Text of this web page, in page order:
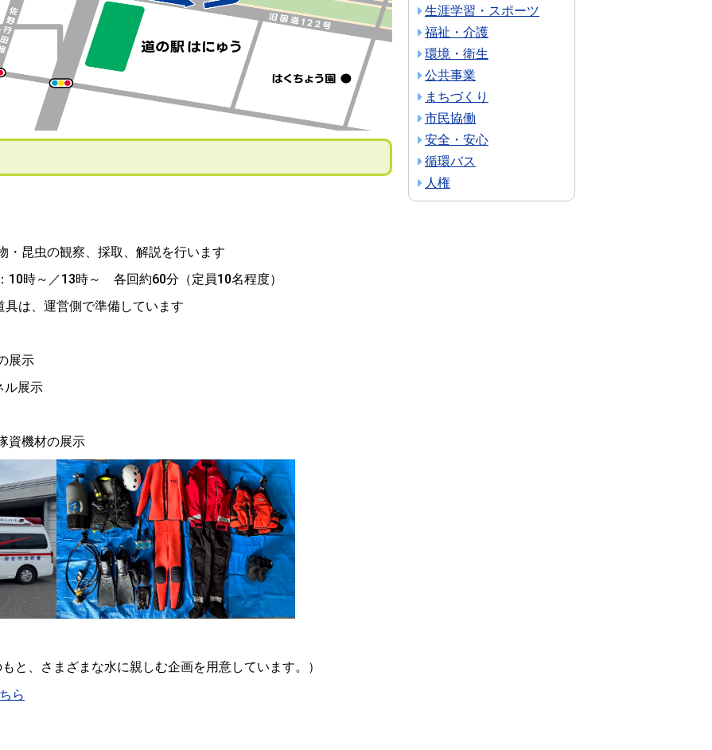
虫の観察、採取、解説を行います
各回約60分（定員10名程度）
、運営側で準備しています
展示
展示
機材の展示
と、さまざまな水に親しむ企画を用意しています。）
ら
生涯学習・スポーツ
福祉・介護
環境・衛生
公共事業
まちづくり
市民協働
安全・安心
循環バス
人権